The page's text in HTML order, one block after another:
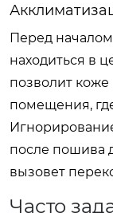
Перед
находиться в
позволит
помещения,
после пошива
вызовет
Часто